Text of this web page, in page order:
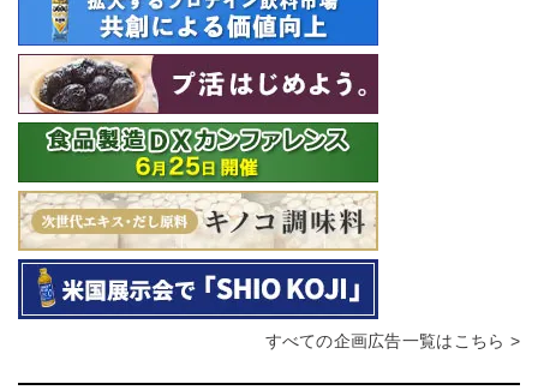
すべての企画広告一覧はこちら >